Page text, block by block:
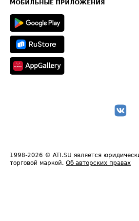
МОБИЛЬНЫЕ ПРИЛОЖЕНИЯ
1998-2026 © ATI.SU является
торговой маркой. Об авторских правах